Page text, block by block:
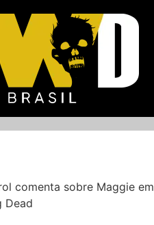
comenta sobre Maggie
Dead